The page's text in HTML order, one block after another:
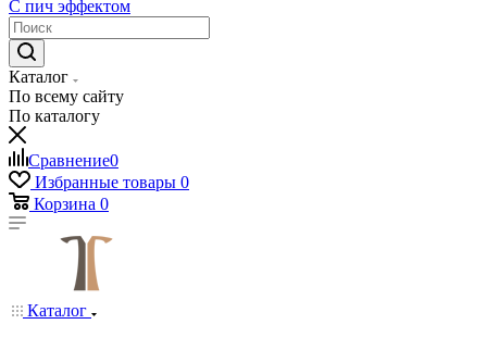
С пич эффектом
Каталог
По всему сайту
По каталогу
Сравнение0
Избранные товары 0
Корзина 0
Каталог